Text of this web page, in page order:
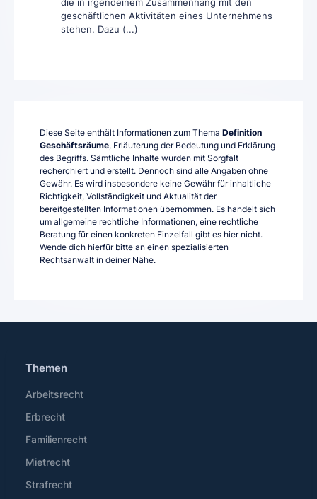
die in irgendeinem Zusammenhang mit den
geschäftlichen Aktivitäten eines Unternehmens
stehen. Dazu (...)
Diese Seite enthält Informationen zum Thema Definition
Geschäftsräume, Erläuterung der Bedeutung und Erklärung
des Begriffs. Sämtliche Inhalte wurden mit Sorgfalt
recherchiert und erstellt. Dennoch sind alle Angaben ohne
Gewähr. Es wird insbesondere keine Gewähr für inhaltliche
Richtigkeit, Vollständigkeit und Aktualität der
bereitgestellten Informationen übernommen. Es handelt sich
um allgemeine rechtliche Informationen, eine rechtliche
Beratung für einen konkreten Einzelfall gibt es hier nicht.
Wende dich hierfür bitte an einen spezialisierten
Rechtsanwalt in deiner Nähe.
Themen
Arbeitsrecht
Erbrecht
Familienrecht
Mietrecht
Strafrecht